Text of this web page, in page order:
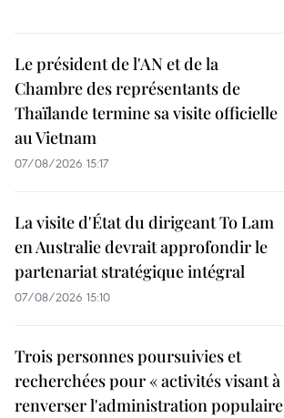
Le président de l'AN et de la
Chambre des représentants de
Thaïlande termine sa visite officielle
au Vietnam
07/08/2026 15:17
La visite d'État du dirigeant To Lam
en Australie devrait approfondir le
partenariat stratégique intégral
07/08/2026 15:10
Trois personnes poursuivies et
recherchées pour « activités visant à
renverser l'administration populaire